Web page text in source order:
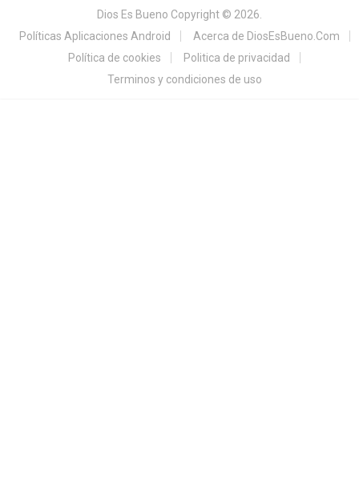
Dios Es Bueno Copyright © 2026.
Políticas Aplicaciones Android
Acerca de DiosEsBueno.Com
Política de cookies
Politica de privacidad
Terminos y condiciones de uso